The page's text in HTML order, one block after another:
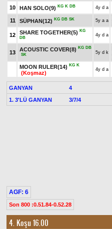
10 HAN SOLO(9) KG K DB 4y d a
11 SÜPHAN(12) KG DB SK 5y a a
12 SHARE TOGETHER(5) KG
DB
4y d a
13
ACOUSTIC COVER(8) KG DB
SK
5y d k
MOON RULER(14) KG K
(Koşmaz)
4y d a
GANYAN 4
1. 3'LÜ GANYAN
3/7/4
AGF: 6
Son 800 :0.51.84-0.52.28
4. Koşu 16.00